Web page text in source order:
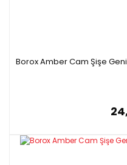
Borox Amber Cam Şişe